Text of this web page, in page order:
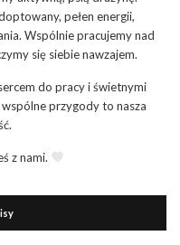
pełen energii,
Wspólnie pracujemy nad
się siebie nawzajem.
do pracy i świetnymi
przygody to nasza
z nami.